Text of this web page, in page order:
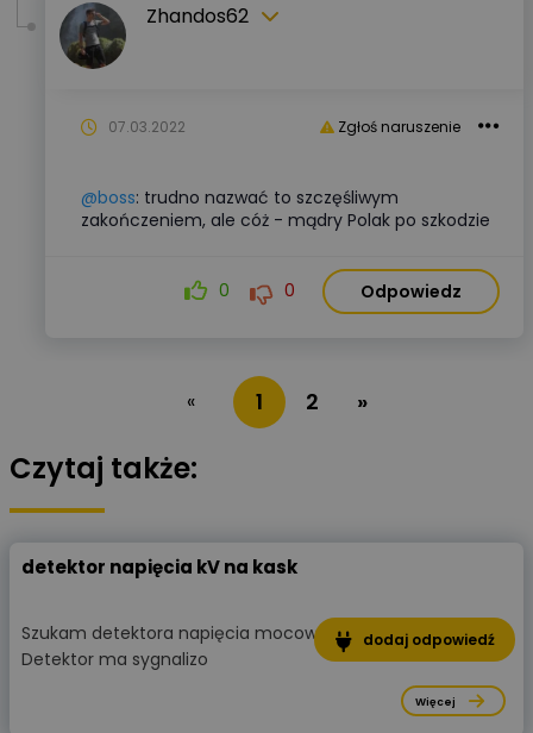
Zhandos62
Zgłoś naruszenie
07.03.2022
@boss: trudno nazwać to szczęśliwym
zakończeniem, ale cóż - mądry Polak po szkodzie
0 0 Odpowiedz
« 1 2 »
Czytaj także:
detektor napięcia kV na kask
Szukam detektora napięcia mocowanego na kask.
Detektor ma sygnalizo
Więcej
dodaj odpowiedź